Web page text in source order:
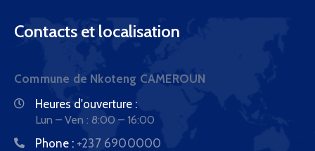
Contacts et localisation
Commune de Nkoteng CAMEROUN
Heures d'ouverture :
Lun – Ven : 8:00 – 16:00
Phone : +237 6900000